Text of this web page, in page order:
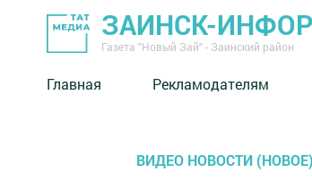
ЗАИНСК-
Газета "Новый Зай" - Заинский район
Главная Рекламодателям
ВИДЕО НОВОСТИ (НОВОЕ)